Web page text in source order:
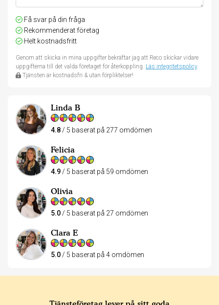
Få svar på din fråga
Rekommenderat företag
Helt kostnadsfritt
Genom att skicka in mina uppgifter bekräftar jag att Reco skickar vidare
uppgifterna till det valda företaget för återkoppling. Läs integritetspolicy.
Tjänsten är kostnadsfri & utan förpliktelser!
Linda B
4.8 / 5 baserat på 277 omdömen
Felicia
4.9 / 5 baserat på 59 omdömen
Olivia
5.0/ 5 baserat på 27 omdömen
Clara E
5.0/ 5 baserat på 4 omdömen